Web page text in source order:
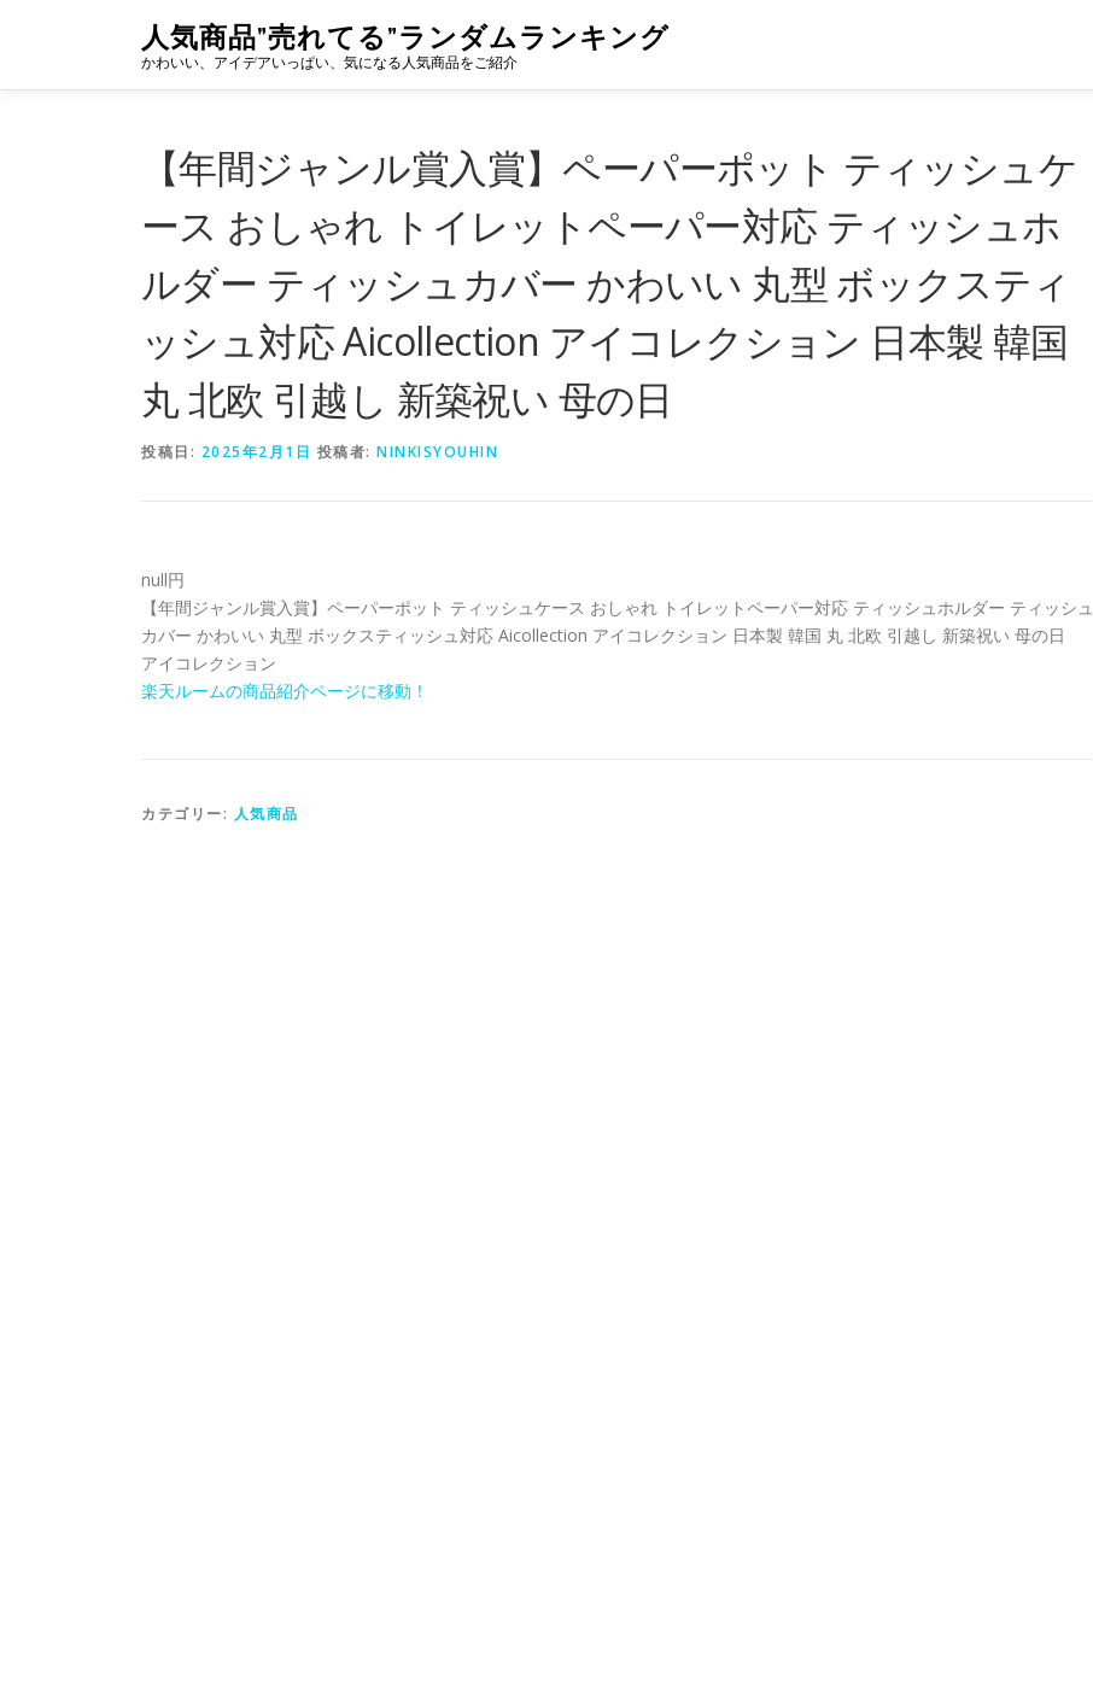
ン
人気商品”売れてる”ランダムランキング
かわいい、アイデアいっぱい、気になる人気商品をご紹介
【年間ジャンル賞入賞】ペーパーポット ティッシュケ
ース おしゃれ トイレットペーパー対応 ティッシュホ
ルダー ティッシュカバー かわいい 丸型 ボックスティ
ッシュ対応 Aicollection アイコレクション 日本製 韓国
丸 北欧 引越し 新築祝い 母の日
投稿日: 2025年2月1日 投稿者: NINKISYOUHIN
null円
【年間ジャンル賞入賞】ペーパーポット ティッシュケース おしゃれ トイレットペーパー対応 ティッシュホルダー ティッシュ
カバー かわいい 丸型 ボックスティッシュ対応 Aicollection アイコレクション 日本製 韓国 丸 北欧 引越し 新築祝い 母の日
アイコレクション
楽天ルームの商品紹介ページに移動！
カテゴリー: 人気商品